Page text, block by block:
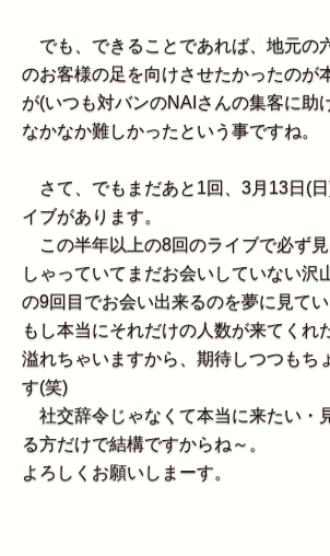
でも、できることであれば、地元の
のお客様の足を向けさせたかったのが
が(いつも対バンのNAIさんの集客に助
なかなか難しかったという事ですね。
さて、でもまだあと1回、3月13日(
イブがあります。
この半年以上の8回のライブで必ず
しゃっていてまだお会いしていない沢
の9回目でお会い出来るのを夢に見てい
もし本当にそれだけの人数が来てくれ
溢れちゃいますから、期待しつつもち
す(笑)
社交辞令じゃなくて本当に来たい・
る方だけで結構ですからね～。
よろしくお願いしまーす。